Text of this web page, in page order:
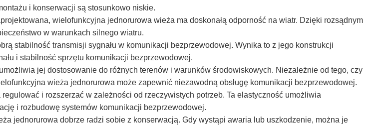
i konserwacji są stosunkowo niskie.
wielofunkcyjna jednorurowa wieża ma doskonałą odporność na wiatr. Dzięki rozsądnym
w warunkach silnego wiatru.
stabilność transmisji sygnału w komunikacji bezprzewodowej. Wynika to z jego konstrukcji
i stabilność sprzętu komunikacji bezprzewodowej.
jej dostosowanie do różnych terenów i warunków środowiskowych. Niezależnie od tego, czy
wieża jednorurowa może zapewnić niezawodną obsługę komunikacji bezprzewodowej.
i rozszerzać w zależności od rzeczywistych potrzeb. Ta elastyczność umożliwia
i rozbudowę systemów komunikacji bezprzewodowej.
jednorurowa dobrze radzi sobie z konserwacją. Gdy wystąpi awaria lub uszkodzenie, można je